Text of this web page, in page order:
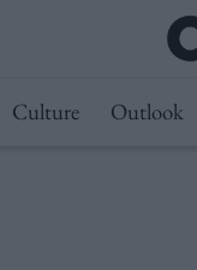
Culture Outlook